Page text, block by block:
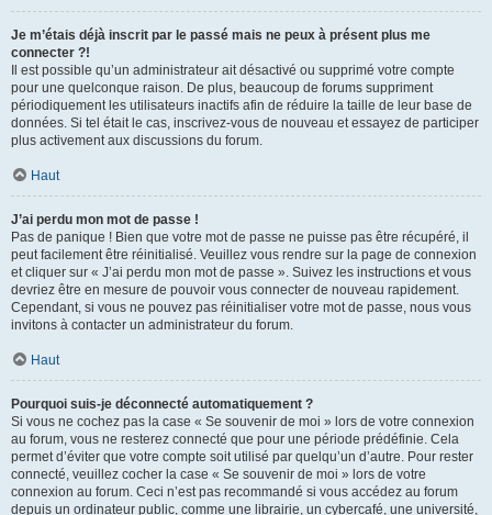
Je m’étais déjà inscrit par le passé mais ne peux à présent plus me
connecter ?!
Il est possible qu’un administrateur ait désactivé ou supprimé votre compte
pour une quelconque raison. De plus, beaucoup de forums suppriment
périodiquement les utilisateurs inactifs afin de réduire la taille de leur base de
données. Si tel était le cas, inscrivez-vous de nouveau et essayez de participer
plus activement aux discussions du forum.
Haut
J’ai perdu mon mot de passe !
Pas de panique ! Bien que votre mot de passe ne puisse pas être récupéré, il
peut facilement être réinitialisé. Veuillez vous rendre sur la page de connexion
et cliquer sur « J’ai perdu mon mot de passe ». Suivez les instructions et vous
devriez être en mesure de pouvoir vous connecter de nouveau rapidement.
Cependant, si vous ne pouvez pas réinitialiser votre mot de passe, nous vous
invitons à contacter un administrateur du forum.
Haut
Pourquoi suis-je déconnecté automatiquement ?
Si vous ne cochez pas la case « Se souvenir de moi » lors de votre connexion
au forum, vous ne resterez connecté que pour une période prédéfinie. Cela
permet d’éviter que votre compte soit utilisé par quelqu’un d’autre. Pour rester
connecté, veuillez cocher la case « Se souvenir de moi » lors de votre
connexion au forum. Ceci n’est pas recommandé si vous accédez au forum
depuis un ordinateur public, comme une librairie, un cybercafé, une université,